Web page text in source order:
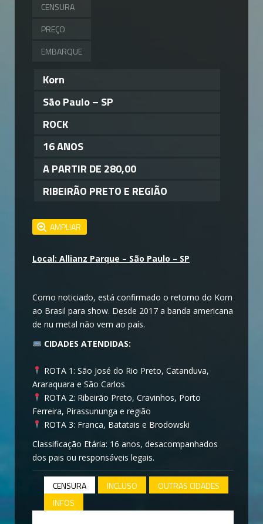
CENSURA
PREÇO
EMBARQUE
Korn
São Paulo – SP
ROCK
16 ANOS
A PARTIR DE 280,00
RIBEIRÃO PRETO E REGIÃO
AMPLIAR
Local: Allianz Parque – São Paulo – SP
Como noticiado, está confirmado o retorno do Korn
ao Brasil para show. Desde 2017 a banda americana
de nu metal não vem ao país.
CIDADES ATENDIDAS:
ROTA 1: São José do Rio Preto, Catanduva,
Araraquara e São Carlos
ROTA 2: Ribeirão Preto, Cravinhos, Porto
Ferreira, Pirassununga e região
ROTA 3: Franca, Batatais e Brodowski
Classificação Etária: 16 anos, desacompanhados
dos pais ou responsáveis legais.
CENSURA INCLUSO
OUTRAS CIDADES
INFOS